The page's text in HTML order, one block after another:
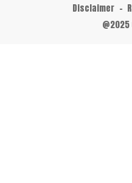
Disclaimer
@2025